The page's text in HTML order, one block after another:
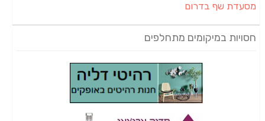
מסעדת שף בדרום
חסויות במיקומים מתחלפים